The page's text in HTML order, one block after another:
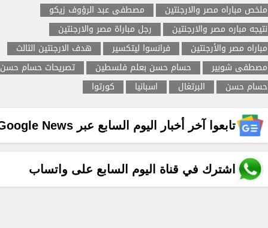
ملخص مباراه مصر والارجنتين
مصطفى عبد الرؤوف زيكو
نتيجه مباره مصر والارجنتين
رجل مباراة مصر والارجنتين
مباراه مصر والأرجنتين
فرانسوا ليتكسير
هدف الارجنتين الثالث
مصطفى شوبير
حسام حسن بعلم فلسطين
تصريحات حسام حسن
حسام حسن
البرتغال اسبانيا كورتوا
تابعوا آخر أخبار اليوم السابع عبر Google News
اشترك في قناة اليوم السابع على واتساب